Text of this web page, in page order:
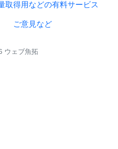
取得用などの有料サービス
ご意見など
ウェブ魚拓